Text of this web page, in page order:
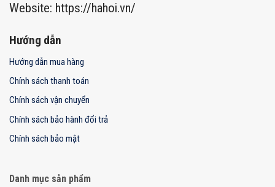
Website: https://hahoi.vn/
Hướng dẫn
Hướng dẫn mua hàng
Chính sách thanh toán
Chính sách vận chuyển
Chính sách bảo hành đổi trả
Chính sách bảo mật
Danh mục sản phẩm